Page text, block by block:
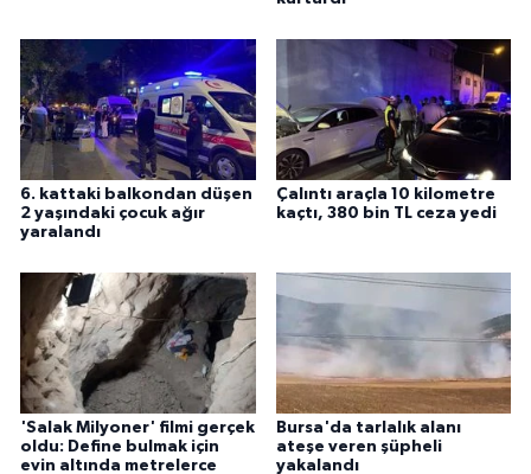
6. kattaki balkondan düşen
2 yaşındaki çocuk ağır
yaralandı
Çalıntı araçla 10 kilometre
kaçtı, 380 bin TL ceza yedi
'Salak Milyoner' filmi gerçek
oldu: Define bulmak için
evin altında metrelerce
Bursa'da tarlalık alanı
ateşe veren şüpheli
yakalandı